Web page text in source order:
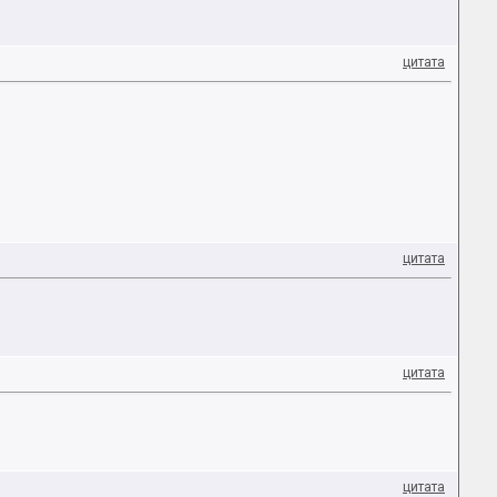
цитата
цитата
цитата
цитата